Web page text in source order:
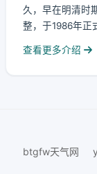
久，早在明清时
整，于1986年正
查看更多介绍
btgfw天气网